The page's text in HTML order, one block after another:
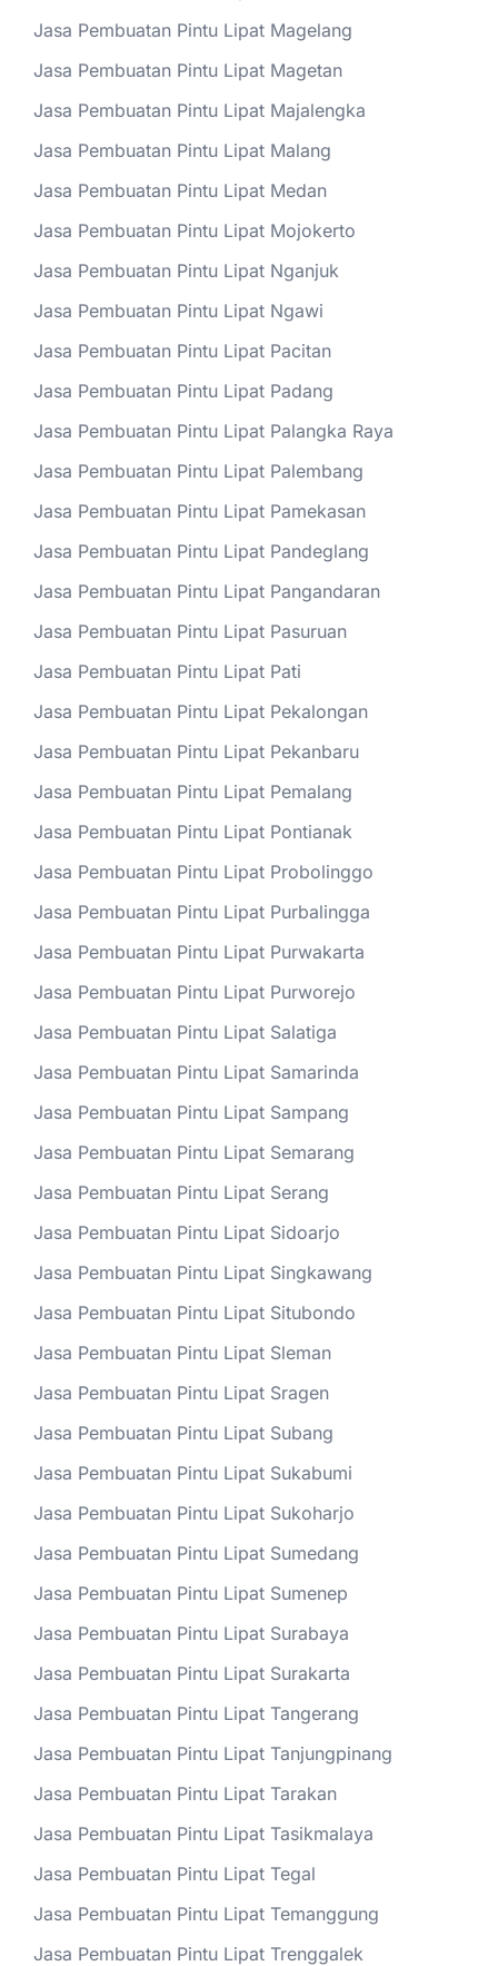
Jasa Pembuatan Pintu Lipat Magelang
Jasa Pembuatan Pintu Lipat Magetan
Jasa Pembuatan Pintu Lipat Majalengka
Jasa Pembuatan Pintu Lipat Malang
Jasa Pembuatan Pintu Lipat Medan
Jasa Pembuatan Pintu Lipat Mojokerto
Jasa Pembuatan Pintu Lipat Nganjuk
Jasa Pembuatan Pintu Lipat Ngawi
Jasa Pembuatan Pintu Lipat Pacitan
Jasa Pembuatan Pintu Lipat Padang
Jasa Pembuatan Pintu Lipat Palangka Raya
Jasa Pembuatan Pintu Lipat Palembang
Jasa Pembuatan Pintu Lipat Pamekasan
Jasa Pembuatan Pintu Lipat Pandeglang
Jasa Pembuatan Pintu Lipat Pangandaran
Jasa Pembuatan Pintu Lipat Pasuruan
Jasa Pembuatan Pintu Lipat Pati
Jasa Pembuatan Pintu Lipat Pekalongan
Jasa Pembuatan Pintu Lipat Pekanbaru
Jasa Pembuatan Pintu Lipat Pemalang
Jasa Pembuatan Pintu Lipat Pontianak
Jasa Pembuatan Pintu Lipat Probolinggo
Jasa Pembuatan Pintu Lipat Purbalingga
Jasa Pembuatan Pintu Lipat Purwakarta
Jasa Pembuatan Pintu Lipat Purworejo
Jasa Pembuatan Pintu Lipat Salatiga
Jasa Pembuatan Pintu Lipat Samarinda
Jasa Pembuatan Pintu Lipat Sampang
Jasa Pembuatan Pintu Lipat Semarang
Jasa Pembuatan Pintu Lipat Serang
Jasa Pembuatan Pintu Lipat Sidoarjo
Jasa Pembuatan Pintu Lipat Singkawang
Jasa Pembuatan Pintu Lipat Situbondo
Jasa Pembuatan Pintu Lipat Sleman
Jasa Pembuatan Pintu Lipat Sragen
Jasa Pembuatan Pintu Lipat Subang
Jasa Pembuatan Pintu Lipat Sukabumi
Jasa Pembuatan Pintu Lipat Sukoharjo
Jasa Pembuatan Pintu Lipat Sumedang
Jasa Pembuatan Pintu Lipat Sumenep
Jasa Pembuatan Pintu Lipat Surabaya
Jasa Pembuatan Pintu Lipat Surakarta
Jasa Pembuatan Pintu Lipat Tangerang
Jasa Pembuatan Pintu Lipat Tanjungpinang
Jasa Pembuatan Pintu Lipat Tarakan
Jasa Pembuatan Pintu Lipat Tasikmalaya
Jasa Pembuatan Pintu Lipat Tegal
Jasa Pembuatan Pintu Lipat Temanggung
Jasa Pembuatan Pintu Lipat Trenggalek